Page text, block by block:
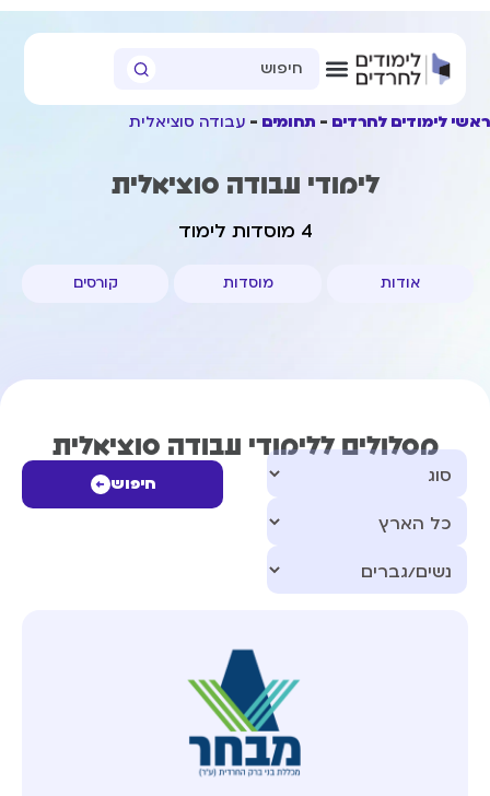
ראשי לימודים לחרדים תחומים עבודה סוציאלית
לימודי עבודה סוציאלית
4 מוסדות לימוד
אודות מוסדות קורסים
מסלולים ללימודי עבודה סוציאלית
חיפוש